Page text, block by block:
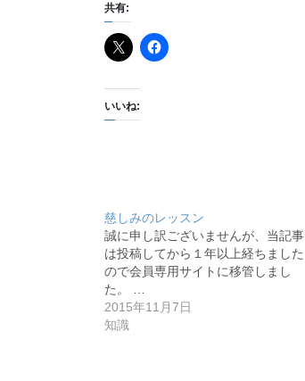
共有:
いいね:
慈しみのレッスン
誠に申し訳ございませんが、当記事
は投稿してから１年以上経ちました
ので会員専用サイトに移管しまし
た。 …
2015年11月7日
知識